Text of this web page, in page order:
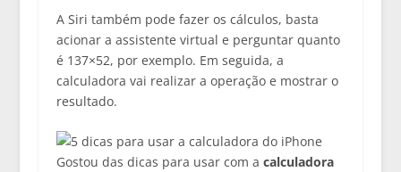
A Siri também pode fazer os cálculos, basta
acionar a assistente virtual e perguntar quanto
é 137×52, por exemplo. Em seguida, a
calculadora vai realizar a operação e mostrar o
resultado.
Gostou das dicas para usar com a calculadora